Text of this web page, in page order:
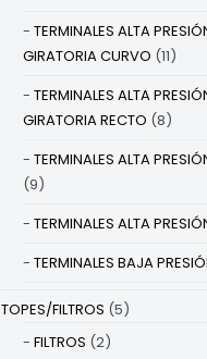
TERMINALES ALTA
GIRATORIA CURVO (11)
TERMINALES ALTA
GIRATORIA RECTO (8)
TERMINALES ALTA
(9)
TERMINALES ALTA
TERMINALES BAJA
TOPES/FILTROS (5)
FILTROS (2)